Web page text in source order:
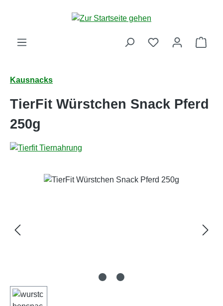
Zum Hauptinhalt springen
Kausnacks
TierFit Würstchen Snack Pferd
250g
Bildergalerie überspringen